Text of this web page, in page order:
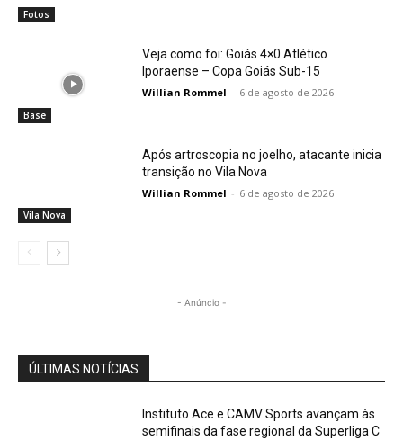
Fotos
Base
Veja como foi: Goiás 4×0 Atlético
Iporaense – Copa Goiás Sub-15
Willian Rommel - 6 de agosto de 2026
Vila Nova
Após artroscopia no joelho, atacante inicia
transição no Vila Nova
Willian Rommel - 6 de agosto de 2026
- Anúncio -
ÚLTIMAS NOTÍCIAS
Instituto Ace e CAMV Sports avançam às
semifinais da fase regional da Superliga C